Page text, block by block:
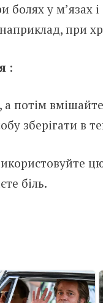
болях у м’язах
при
:
а потім
зберігати в
біль.